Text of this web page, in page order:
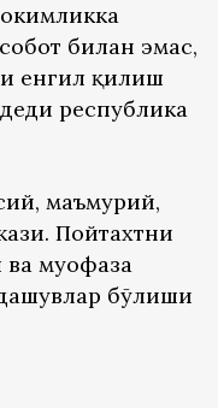
билан эмас,
енгил қилиш
республика
маъмурий,
Пойтахтни
муҳофаза
бўлиши